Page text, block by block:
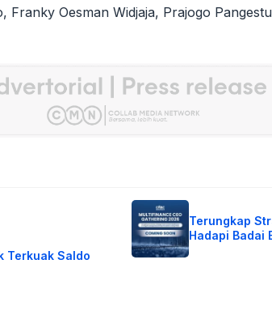
Franky Oesman Widjaja, Prajogo
Terkuak Saldo
Terungkap
Hadapi Badai